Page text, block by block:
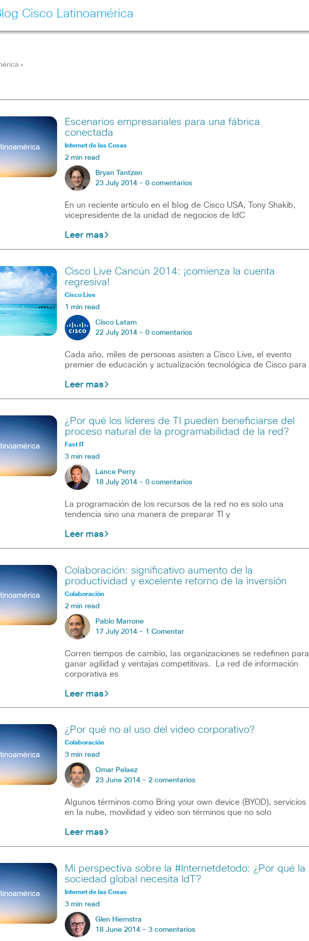
Cisco Latinoamérica
>
Escenarios empresariales para una fábrica
conectada
Internet de las Cosas
2 min read
Bryan Tantzen
23 July 2014 - 0 comentarios
En un reciente artículo en el blog de Cisco USA, Tony Shakib,
vicepresidente de la unidad de negocios de IdC
Leer mas
Cisco Live Cancún 2014: ¡comienza la cuenta
regresiva!
Cisco Live
1 min read
Cisco Latam
22 July 2014 - 0 comentarios
Cada año, miles de personas asisten a Cisco Live, el evento
premier de educación y actualización tecnológica de Cisco para
Leer mas
¿Por qué los líderes de TI pueden beneficiarse del
proceso natural de la programabilidad de la red?
Fast IT
3 min read
Lance Perry
18 July 2014 - 0 comentarios
La programación de los recursos de la red no es solo una
tendencia sino una manera de preparar TI y
Leer mas
Colaboración: significativo aumento de la
productividad y excelente retorno de la inversión
Colaboración
2 min read
Pablo Marrone
17 July 2014 - 1 Comentar
Corren tiempos de cambio, las organizaciones se redefinen para
ganar agilidad y ventajas competitivas. La red de información
corporativa es
Leer mas
¿Por qué no al uso del video corporativo?
Colaboración
3 min read
Omar Pelaez
23 June 2014 - 2 comentarios
Algunos términos como Bring your own device (BYOD), servicios
en la nube, movilidad y video son términos que no solo
Leer mas
Mi perspectiva sobre la #Internetdetodo: ¿Por qué la
sociedad global necesita IdT?
Internet de las Cosas
3 min read
Glen Hiemstra
18 June 2014 - 3 comentarios